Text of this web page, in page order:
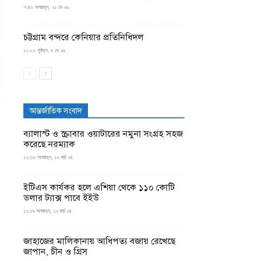
৭:৪০ অপরাহ্ন, ২১ মে ২৬
চট্টগ্রাম বন্দরে কেনিয়ার প্রতিনিধিদল
১১:০০ পূর্বাহ্ন, ৬ মে ২৬
আন্তর্জাতিক সংবাদ
ব্যালাস্ট ও স্ক্রাবার ওয়াটারের নমুনা সংগ্রহ সহজ
করেছে নরম্যাক
১২:৩৩ অপরাহ্ন, ১২ মার্চ ২৪
ইটিএস কার্যকর হলে এশিয়া থেকে ১১০ কোটি
ডলার ট্যাক্স পাবে ইইউ
১২:১৯ অপরাহ্ন, ১২ মার্চ ২৪
জাহাজের মালিকানায় আধিপত্য বজায় রেখেছে
জাপান, চীন ও গ্রিস